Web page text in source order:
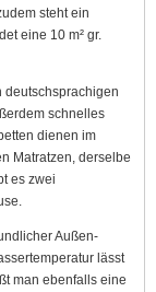
steht ein
eine 10 m² gr.
deutschsprachigen
schnelles
dienen im
Matratzen, derselbe
es zwei
Außen-
lässt
man ebenfalls eine